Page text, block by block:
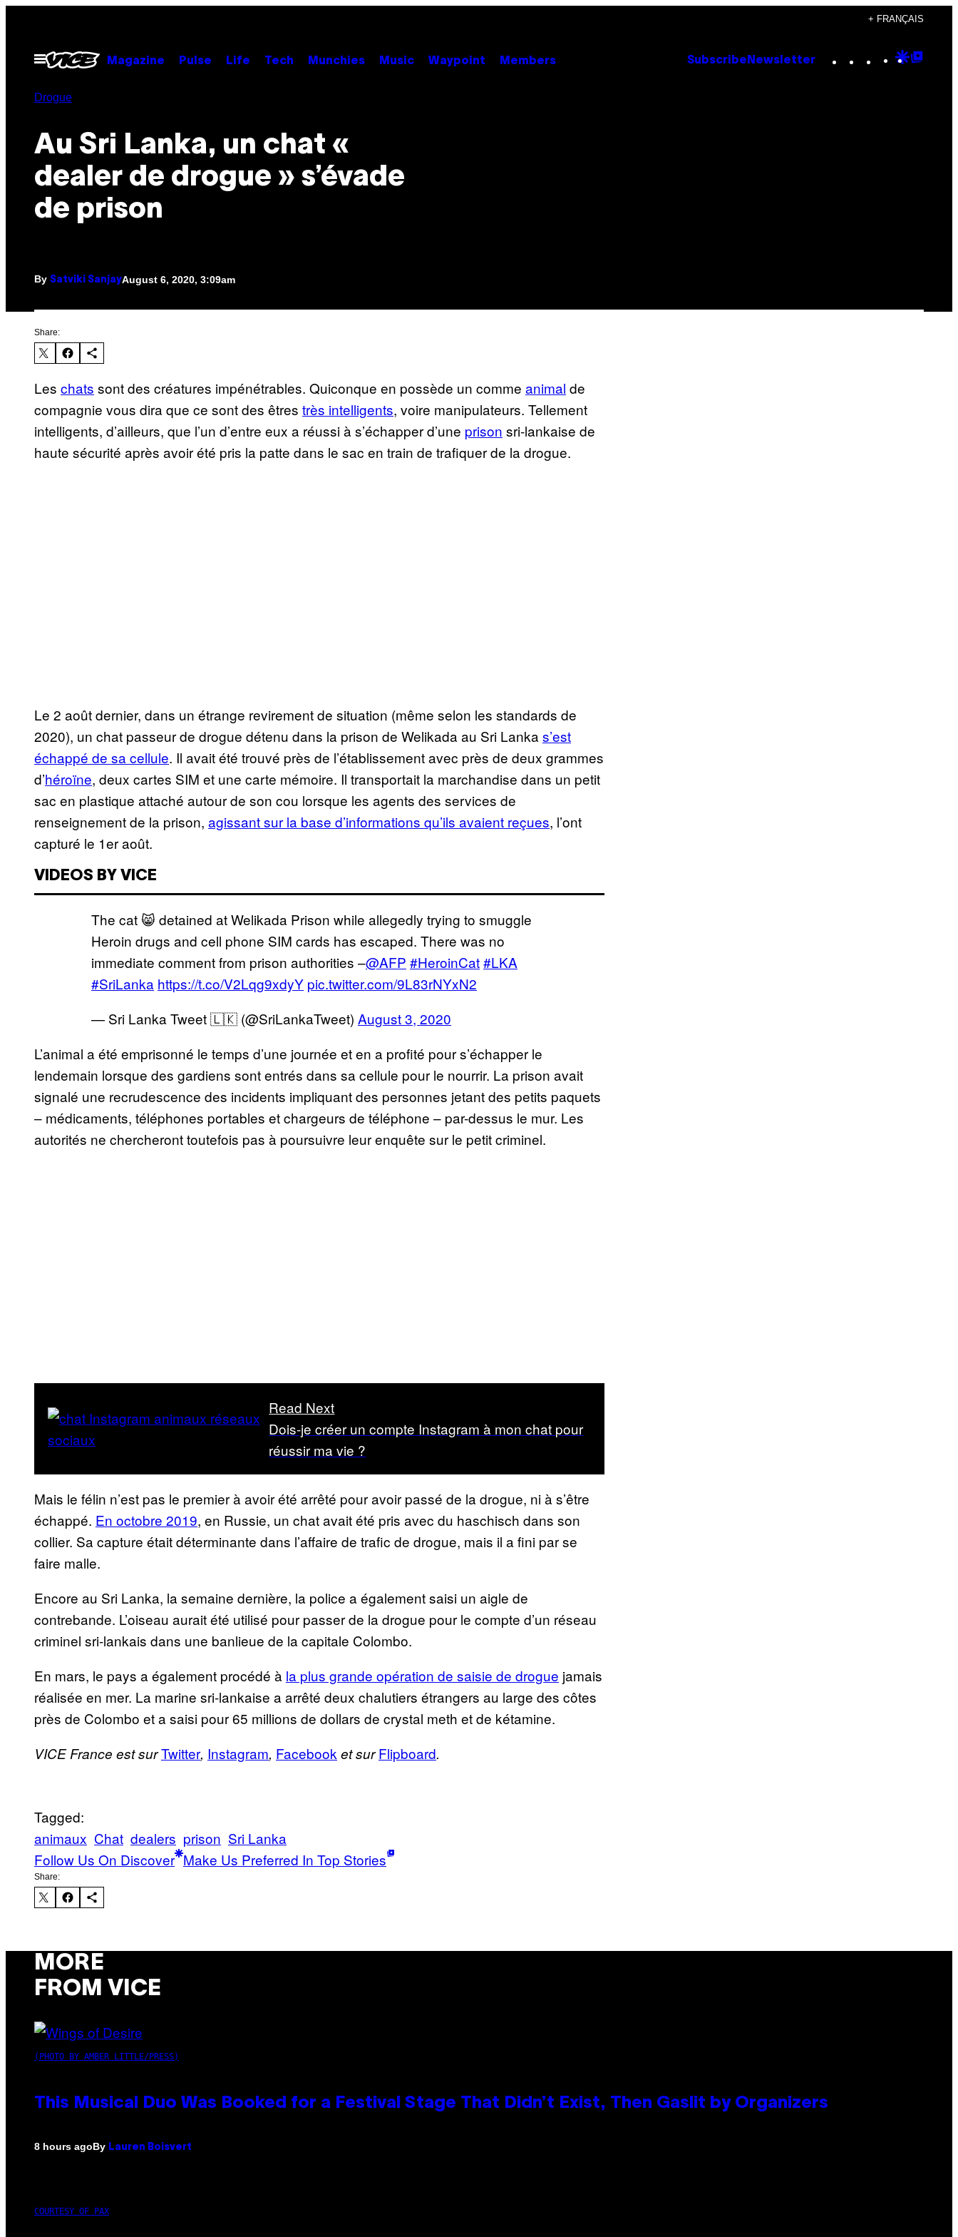
content
+ FRANÇAIS
Open
Menu
Magazine Pulse Life Tech Munchies Music Waypoint Members Subscribe Newsletter Instagram
TikTok
YouTube
Google
Drogue
Au Sri Lanka, un chat «
dealer de drogue » s’évade
de prison
By Satviki SanjayAugust 6, 2020, 3:09am
Share:
Les chats sont des créatures impénétrables. Quiconque en possède un comme animal de
compagnie vous dira que ce sont des êtres très intelligents, voire manipulateurs. Tellement
intelligents, d’ailleurs, que l’un d’entre eux a réussi à s’échapper d’une prison sri-lankaise de
haute sécurité après avoir été pris la patte dans le sac en train de trafiquer de la drogue.
Le 2 août dernier, dans un étrange revirement de situation (même selon les standards de
2020), un chat passeur de drogue détenu dans la prison de Welikada au Sri Lanka s’est
échappé de sa cellule. Il avait été trouvé près de l’établissement avec près de deux grammes
d’héroïne, deux cartes SIM et une carte mémoire. Il transportait la marchandise dans un petit
sac en plastique attaché autour de son cou lorsque les agents des services de
renseignement de la prison, agissant sur la base d’informations qu’ils avaient reçues, l’ont
capturé le 1er août.
VIDEOS BY VICE
The cat 😸 detained at Welikada Prison while allegedly trying to smuggle
Heroin drugs and cell phone SIM cards has escaped. There was no
immediate comment from prison authorities –@AFP #HeroinCat#LKA
#SriLanka https://t.co/V2Lqg9xdyY pic.twitter.com/9L83rNYxN2
— Sri Lanka Tweet 🇱🇰 (@SriLankaTweet) August 3, 2020
L’animal a été emprisonné le temps d’une journée et en a profité pour s’échapper le
lendemain lorsque des gardiens sont entrés dans sa cellule pour le nourrir. La prison avait
signalé une recrudescence des incidents impliquant des personnes jetant des petits paquets
– médicaments, téléphones portables et chargeurs de téléphone – par-dessus le mur. Les
autorités ne chercheront toutefois pas à poursuivre leur enquête sur le petit criminel.
Read Next
Dois-je créer un compte Instagram à mon chat pour
réussir ma vie ?
Mais le félin n’est pas le premier à avoir été arrêté pour avoir passé de la drogue, ni à s’être
échappé. En octobre 2019, en Russie, un chat avait été pris avec du haschisch dans son
collier. Sa capture était déterminante dans l’affaire de trafic de drogue, mais il a fini par se
faire malle.
Encore au Sri Lanka, la semaine dernière, la police a également saisi un aigle de
contrebande. L’oiseau aurait été utilisé pour passer de la drogue pour le compte d’un réseau
criminel sri-lankais dans une banlieue de la capitale Colombo.
En mars, le pays a également procédé à la plus grande opération de saisie de drogue jamais
réalisée en mer. La marine sri-lankaise a arrêté deux chalutiers étrangers au large des côtes
près de Colombo et a saisi pour 65 millions de dollars de crystal meth et de kétamine.
VICE France est surTwitter, Instagram, Facebook et sur Flipboard.
Tagged:
animaux Chat dealers prison Sri Lanka
Follow Us On Discover Make Us Preferred In Top Stories
Share:
MORE
FROM VICE
(PHOTO BY AMBER LITTLE/PRESS)
This Musical Duo Was Booked for a Festival Stage That Didn’t Exist, Then Gaslit by Organizers
8 hours agoBy Lauren Boisvert
COURTESY OF PAX